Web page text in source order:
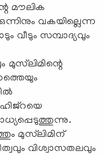
മൗലിക
വകയില്ലെന്ന
വീടും സമ്പാദ്യവും
മുസ്‌ലിമിന്
വിശ്വാസതലവും